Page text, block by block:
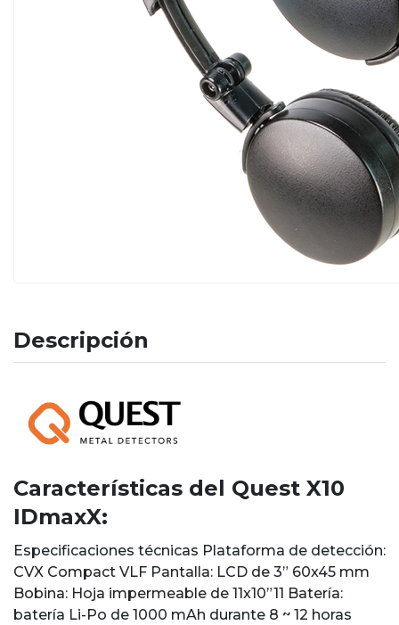
Descripción
Características del Quest X10
IDmaxX:
Especificaciones técnicas Plataforma de detección:
CVX Compact VLF Pantalla: LCD de 3” 60x45 mm
Bobina: Hoja impermeable de 11x10”11 Batería:
batería Li-Po de 1000 mAh durante 8 ~ 12 horas